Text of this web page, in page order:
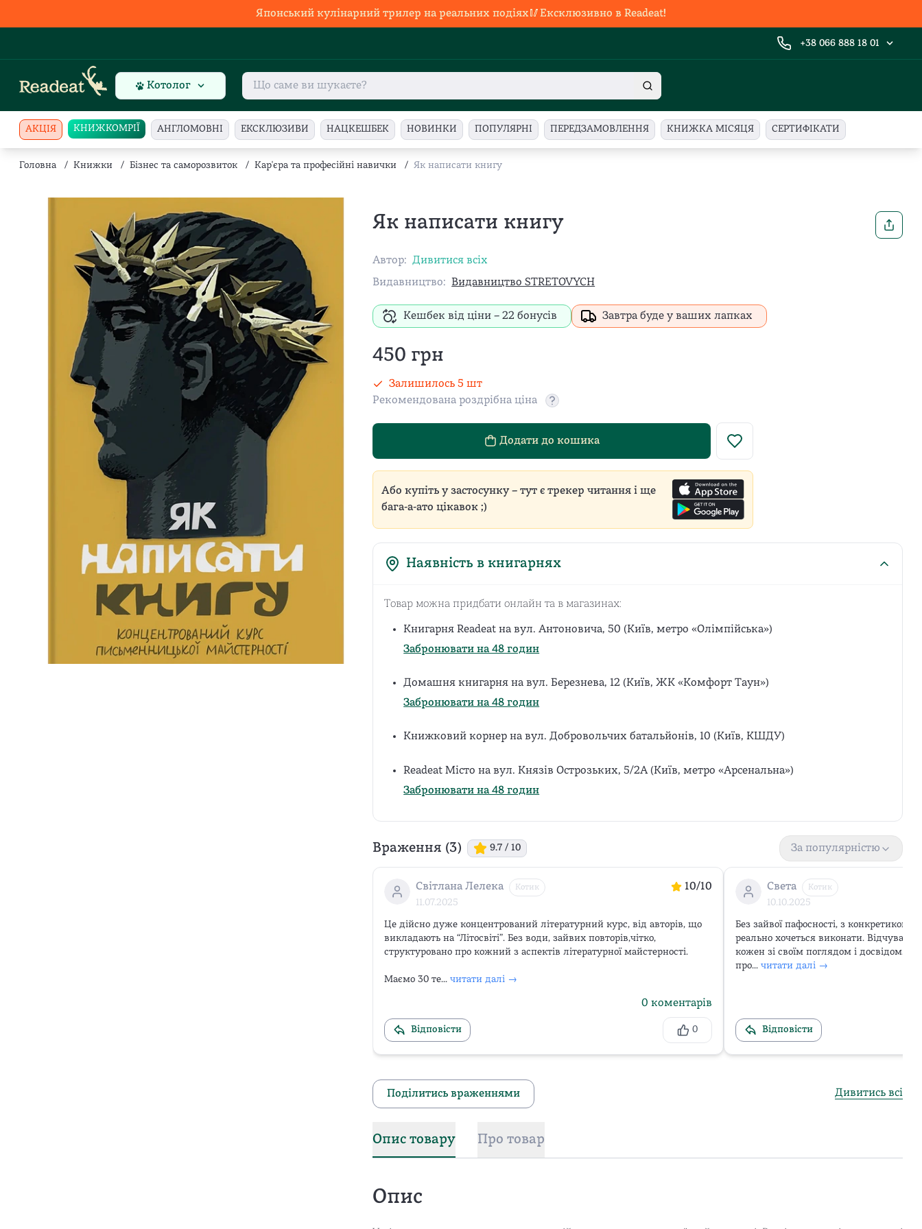
Японський кулінарний трилер на реальних подіях🥢Ексклюзивно в Readeat!
+38 066 888 18 01
Котолог
АКЦІЯ КНИЖКОМРІЇ АНГЛОМОВНІ ЕКСКЛЮЗИВИ НАЦКЕШБЕК НОВИНКИ ПОПУЛЯРНІ ПЕРЕДЗАМОВЛЕННЯ КНИЖКА МІСЯЦЯ СЕРТИФІКАТИ
Головна / Книжки / Бізнес та саморозвиток / Кар'єра та професійні навички / Як написати книгу
Як написати книгу
Автор: Дивитися всіх
Видавництво:
Видавництво STRETOVYCH
Кешбек від ціни –22 бонусів Завтра буде у ваших лапках
450 грн
Залишилось5 шт
Рекомендована роздрібна ціна
Додати до кошика
Або купіть у застосунку – тут є трекер читання і ще
бага-а-ато цікавок ;)
Наявність в книгарнях
Товар можна придбати онлайн та в магазинах:
Книгарня Readeat на вул. Антоновича, 50 (Київ, метро «Олімпійська»)
Забронювати на 48 годин
Домашня книгарня на вул. Березнева, 12 (Київ, ЖК «Комфорт Таун»)
Забронювати на 48 годин
Книжковий корнер на вул. Добровольчих батальйонів, 10 (Київ, КШДУ)
Readeat Місто на вул. Князів Острозьких, 5/2А (Київ, метро «Арсенальна»)
Забронювати на 48 годин
Враження (3) 9.7 / 10 За популярністю
Світлана Лелека Котик
11.07.2025
10/10
Це дійсно дуже концентрований літературний курс, від авторів, що
викладають на “Літосвіті”. Без води, зайвих повторів,чітко,
структуровано про кожний з аспектів літературної майстерності.
Маємо 30 те... читати далі →
0 коментарів
Відповісти 0
Света Котик
10.10.2025
Без зайвої пафосності, з
реально хочеться виконати.
кожен зі своїм поглядом і досвідом.
про... читати далі →
Відповісти
Поділитись враженнями Дивитись всі
Опис товару Про товар
Опис